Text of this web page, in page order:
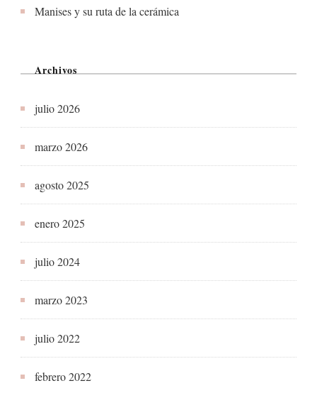
Manises y su ruta de la cerámica
Archivos
julio 2026
marzo 2026
agosto 2025
enero 2025
julio 2024
marzo 2023
julio 2022
febrero 2022